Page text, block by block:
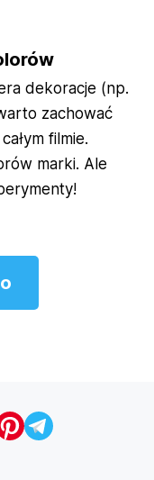
dekoracje (np.
zachować
filmie.
marki. Ale